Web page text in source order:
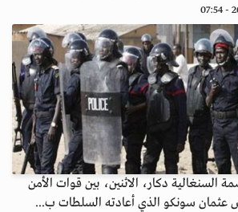
السنغالية دكار، الاثنين، بين قوات الأمن
عثمان سونكو الذي أعادته السلطات ب...